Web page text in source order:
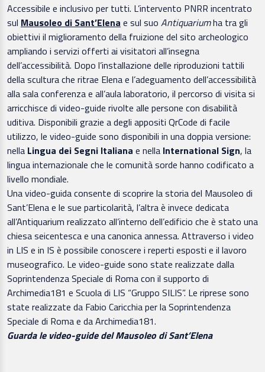
Accessibile e inclusivo per tutti. L’intervento PNRR incentrato
sul Mausoleo di Sant’Elena e sul suo Antiquariumha tra gli
obiettivi il miglioramento della fruizione del sito archeologico
ampliando i servizi offerti ai visitatori all’insegna
dell’accessibilità. Dopo l’installazione delle riproduzioni tattili
della scultura che ritrae Elena e l’adeguamento dell’accessibilità
alla sala conferenza e all’aula laboratorio, il percorso di visita si
arricchisce di video-guide rivolte alle persone con disabilità
uditiva. Disponibili grazie a degli appositi QrCode di facile
utilizzo, le video-guide sono disponibili in una doppia versione:
nella Lingua dei Segni Italiana e nella International Sign, la
lingua internazionale che le comunità sorde hanno codificato a
livello mondiale.
Una video-guida consente di scoprire la storia del Mausoleo di
Sant’Elena e le sue particolarità, l’altra è invece dedicata
all’Antiquarium realizzato all’interno dell’edificio che è stato una
chiesa seicentesca e una canonica annessa. Attraverso i video
in LIS e in IS è possibile conoscere i reperti esposti e il lavoro
museografico. Le video-guide sono state realizzate dalla
Soprintendenza Speciale di Roma con il supporto di
Archimedia181 e Scuola di LIS “Gruppo SILIS”. Le riprese sono
state realizzate da Fabio Caricchia per la Soprintendenza
Speciale di Roma e da Archimedia181.
Guarda le video-guide del Mausoleo di Sant’Elena